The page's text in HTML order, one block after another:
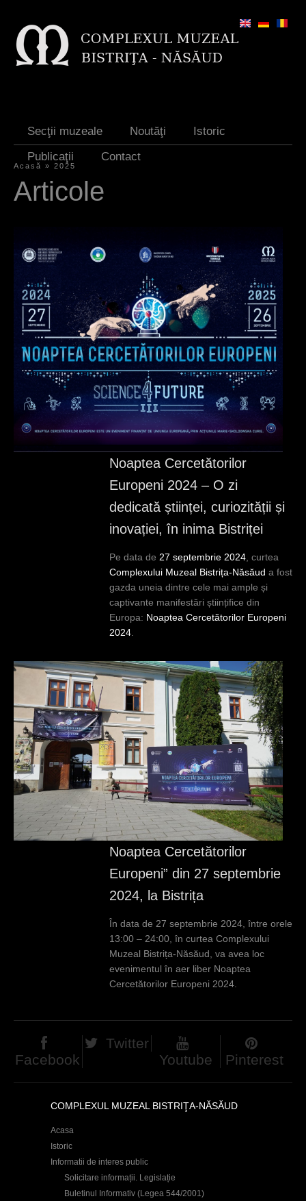
Secţii muzeale Noutăţi
Istoric
Publicaţii
Contact
E
i
Acasă » 2025
Articole
Noaptea Cercetătorilor
Europeni 2024 – O zi
dedicată științei, curiozității și
inovației, în inima Bistriței
Pe data de 27 septembrie 2024 , curtea
Complexului Muzeal Bistrița-Năsăud a fost
gazda uneia dintre cele mai ample și
captivante manifestări științifice din
Europa: Noaptea Cercetătorilor Europeni
2024
Noaptea Cercetătorilor
Europeni” din 27 septembrie
2024, la Bistrița
În data de 27 septembrie 2024, între orele
13:00 – 24:00, în curtea Complexului
Muzeal Bistrița-Năsăud, va avea loc
evenimentul în aer liber Noaptea
Cercetătorilor Europeni 2024.
Facebook
Twitter
Youtube
Pinterest
COMPLEXUL MUZEAL BISTRIŢA-NĂSĂUD
Acasa
Istoric
Informatii de interes public
Solicitare informații. Legislație
Buletinul Informativ (Legea 544/2001)